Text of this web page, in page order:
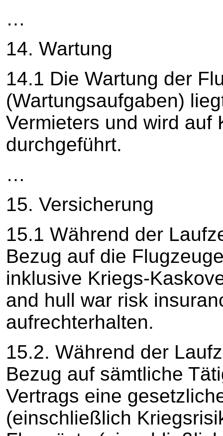
…
14. Wartung
14.1 Die Wartung der
(Wartungsaufgaben)
Vermieters und wird auf
durchgeführt.
…
15. Versicherung
15.1 Während der
Bezug auf die
inklusive Kriegs-
and hull war risk
aufrechterhalten.
15.2. Während der
Bezug auf sämtliche
Vertrags eine
(einschließlich